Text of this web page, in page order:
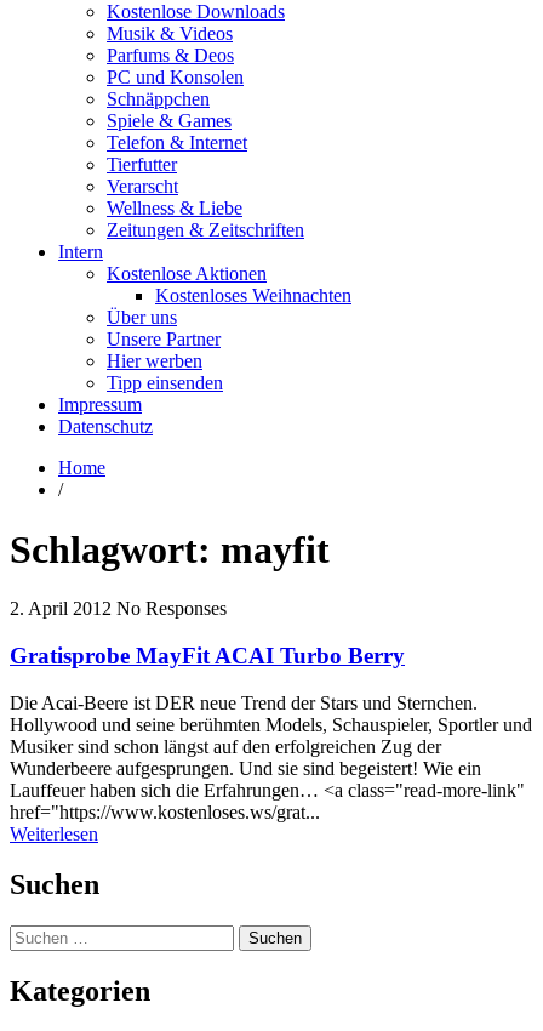
Kostenlose Downloads
Musik & Videos
Parfums & Deos
PC und Konsolen
Schnäppchen
Spiele & Games
Telefon & Internet
Tierfutter
Verarscht
Wellness & Liebe
Zeitungen & Zeitschriften
Intern
Kostenlose Aktionen
Kostenloses Weihnachten
Über uns
Unsere Partner
Hier werben
Tipp einsenden
Impressum
Datenschutz
Home
/
Schlagwort: mayfit
2. April 2012 No Responses
Gratisprobe MayFit ACAI Turbo Berry
Die Acai-Beere ist DER neue Trend der Stars und Sternchen.
Hollywood und seine berühmten Models, Schauspieler, Sportler und
Musiker sind schon längst auf den erfolgreichen Zug der
Wunderbeere aufgesprungen. Und sie sind begeistert! Wie ein
Lauffeuer haben sich die Erfahrungen… <a class="read-more-link"
href="https://www.kostenloses.ws/grat...
Weiterlesen
Suchen
Suchen
nach:
Kategorien